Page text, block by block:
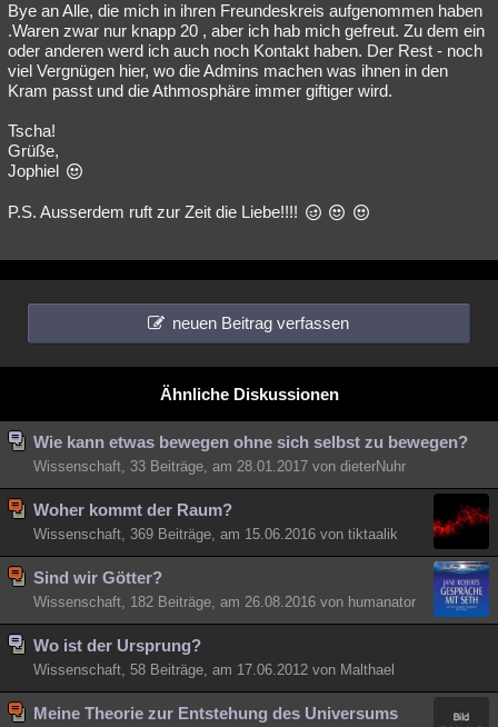
Bye an Alle, die mich in ihren Freundeskreis aufgenommen haben
.Waren zwar nur knapp 20 , aber ich hab mich gefreut. Zu dem ein
oder anderen werd ich auch noch Kontakt haben. Der Rest - noch
viel Vergnügen hier, wo die Admins machen was ihnen in den
Kram passt und die Athmosphäre immer giftiger wird.
Tscha!
Grüße,
Jophiel
P.S. Ausserdem ruft zur Zeit die Liebe!!!!
neuen Beitrag verfassen
Ähnliche Diskussionen
Wie kann etwas bewegen ohne sich selbst zu bewegen?
Wissenschaft, 33 Beiträge, am 28.01.2017 von dieterNuhr
Woher kommt der Raum?
Wissenschaft, 369 Beiträge, am 15.06.2016 von tiktaalik
Sind wir Götter?
Wissenschaft, 182 Beiträge, am 26.08.2016 von humanator
Wo ist der Ursprung?
Wissenschaft, 58 Beiträge, am 17.06.2012 von Malthael
Meine Theorie zur Entstehung des Universums